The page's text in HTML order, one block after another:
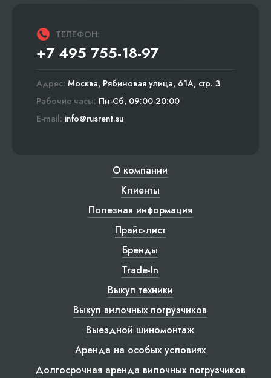
ТЕЛЕФОН:
+7 495 755-18-97
Адрес: Москва, Рябиновая улица, 61А, стр. 3
Рабочие часы: Пн-Сб, 09:00-20:00
E-mail: info@rusrent.su
О компании
Клиенты
Полезная информация
Прайс-лист
Бренды
Trade-In
Выкуп техники
Выкуп вилочных погрузчиков
Выездной шиномонтаж
Аренда на особых условиях
Долгосрочная аренда вилочных погрузчиков